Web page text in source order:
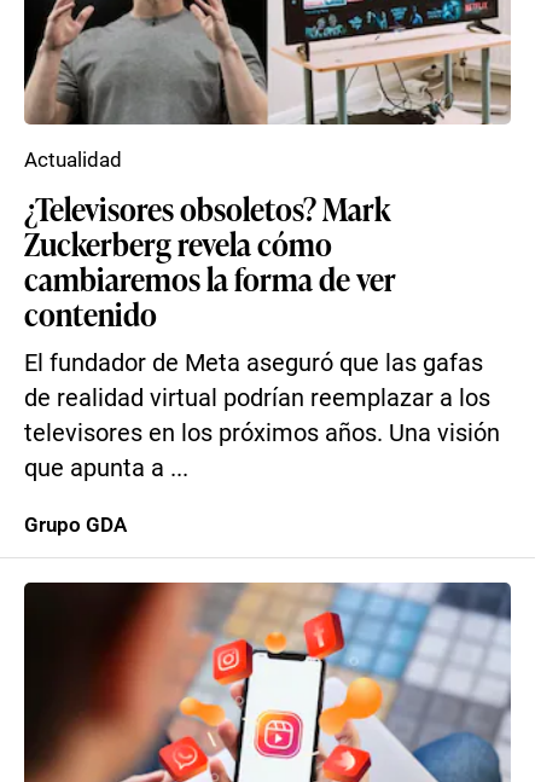
¿Televisores obsoletos? Mark
Zuckerberg revela cómo
cambiaremos la forma de ver
contenido
El fundador de Meta aseguró que las gafas
de realidad virtual podrían reemplazar a los
televisores en los próximos años. Una visión
que apunta a ...
Actualidad
Grupo GDA